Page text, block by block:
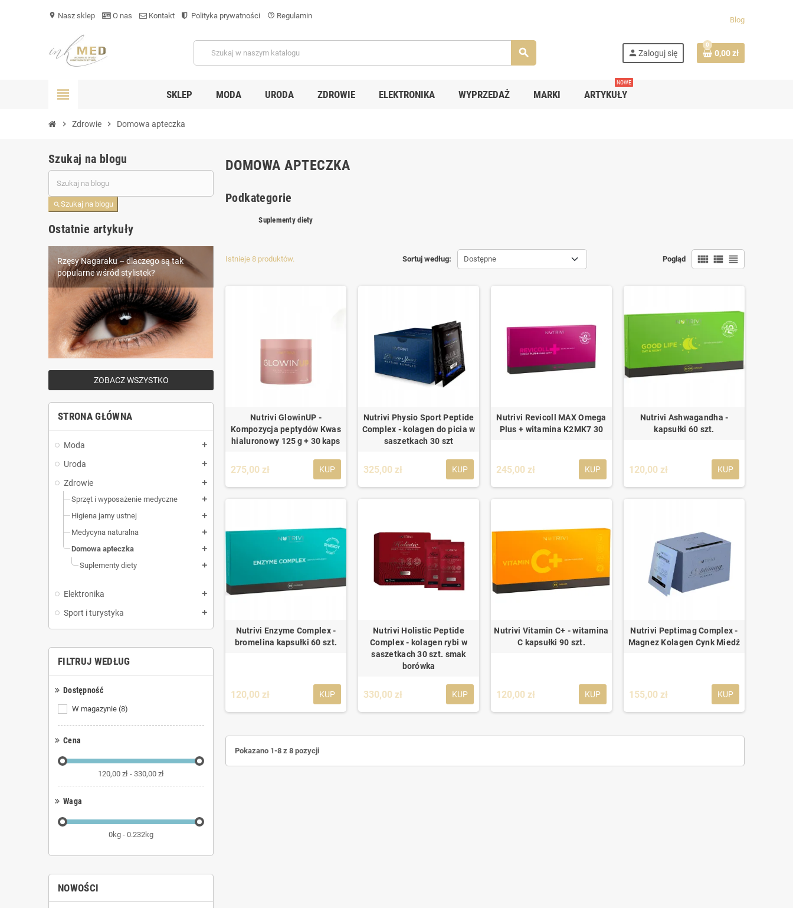
location_on Nasz sklep O nas Kontakt Polityka prywatności help_outline Regulamin Blog
search person Zaloguj się
0
0,00 zł
view_headline SKLEP MODA URODA ZDROWIE ELEKTRONIKA WYPRZEDAŻ MARKI ARTYKUŁY
NOWE
chevron_right Zdrowie chevron_right Domowa apteczka
Szukaj na blogu
searchSzukaj na blogu
Ostatnie artykuły
Piercing – wszystko, co musisz wiedzieć
przed przekłuciem
Igły i kartridże do maszynki Dr.Pen – jak
wybrać najlepsze?
Rzęsy Nagaraku – dlaczego są tak
popularne wśród stylistek?
ZOBACZ WSZYSTKO
STRONA GŁÓWNA
Moda add
Uroda add
Zdrowie add
Sprzęt i wyposażenie medyczne add
Higiena jamy ustnej add
Medycyna naturalna add
Domowa apteczka add
Suplementy diety add
Elektronika add
Sport i turystyka add
FILTRUJ WEDŁUG
Dostępność
W magazynie (8)
Cena
120,00 zł - 330,00 zł
Waga
0kg - 0.232kg
NOWOŚCI
DOMOWA APTECZKA
Podkategorie
Suplementy diety
Sortuj według: Dostępne Pogląd view_comfy view_list view_headline
Istnieje 8 produktów.
Nutrivi GlowinUP -
Kompozycja peptydów Kwas
hialuronowy 125 g + 30 kaps
275,00 zł KUP
Nutrivi Physio Sport Peptide
Complex - kolagen do picia w
saszetkach 30 szt
325,00 zł KUP
Nutrivi Revicoll MAX Omega
Plus + witamina K2MK7 30
245,00 zł KUP
Nutrivi Ashwagandha -
kapsułki 60 szt.
120,00 zł KUP
Nutrivi Enzyme Complex -
bromelina kapsułki 60 szt.
120,00 zł KUP
Nutrivi Holistic Peptide
Complex - kolagen rybi w
saszetkach 30 szt. smak
borówka
330,00 zł KUP
Nutrivi Vitamin C+ - witamina
C kapsułki 90 szt.
120,00 zł KUP
Nutrivi Peptimag Complex -
Magnez Kolagen Cynk Miedź
155,00 zł KUP
Pokazano 1-8 z 8 pozycji